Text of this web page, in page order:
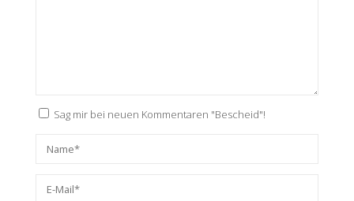
Sag mir bei neuen Kommentaren "Bescheid"!